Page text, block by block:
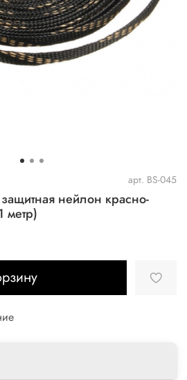
арт. BS-045
нейлон красно-
метр)